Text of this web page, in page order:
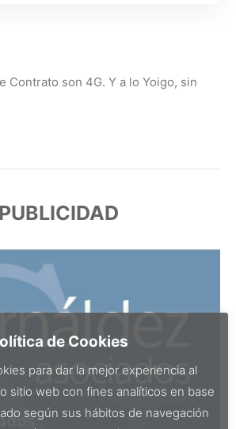
Contrato son 4G. Y a lo Yoigo, sin
PUBLICIDAD
de Cookies
para dar la mejor experiencia al
sitio web con fines analíticos en base
según sus hábitos de navegación